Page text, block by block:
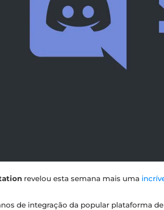
revelou esta semana mais uma
de integração da popular plataforma